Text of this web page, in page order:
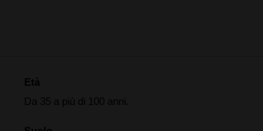
Età
Da 35 a più di 100 anni.